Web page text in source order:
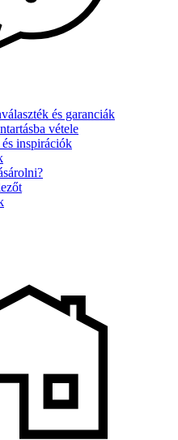
és garanciák
vétele
inspirációk